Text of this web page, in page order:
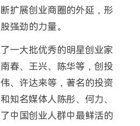
扩展创业商圈的外延，形
强劲的力量。
一大批优秀的明星创业家
春、王兴、陈华等，创投
、许达来等，著名的投资
知名媒体人陈彤、何力、
中国创业人群中最鲜活的